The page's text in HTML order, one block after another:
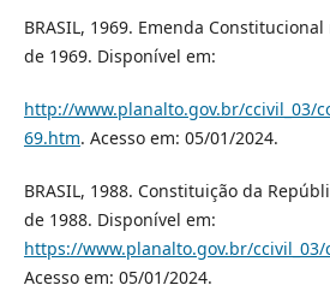
BRASIL, 1969. Emenda
de 1969. Disponível em:
http://www.planalto.gov.br/ccivil_03/
69.htm. Acesso em: 05/01/2024.
BRASIL, 1988. Constituição da
de 1988. Disponível em:
https://www.planalto.gov.br/
Acesso em: 05/01/2024.